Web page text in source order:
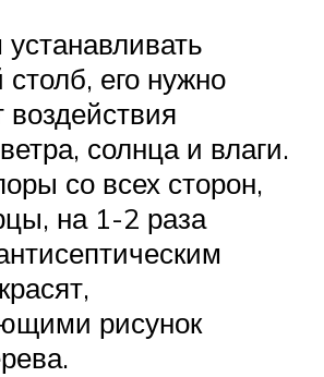
его нужно
солнца и влаги.
со всех сторон,
на 1-2 раза
рисунок